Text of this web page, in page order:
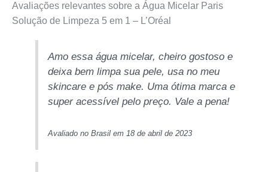
Avaliações relevantes sobre a Água Micelar Paris
Solução de Limpeza 5 em 1 – L’Oréal
Amo essa água micelar, cheiro gostoso e
deixa bem limpa sua pele, usa no meu
skincare e pós make. Uma ótima marca e
super acessível pelo preço. Vale a pena!
Avaliado no Brasil em 18 de abril de 2023